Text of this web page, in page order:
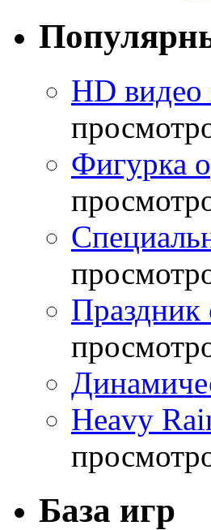
HD
Фигурка
Праздник
Heavy
База игр